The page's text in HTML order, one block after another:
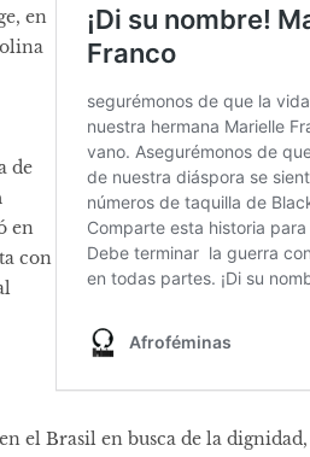
en
de
en
con
el Brasil en busca de la